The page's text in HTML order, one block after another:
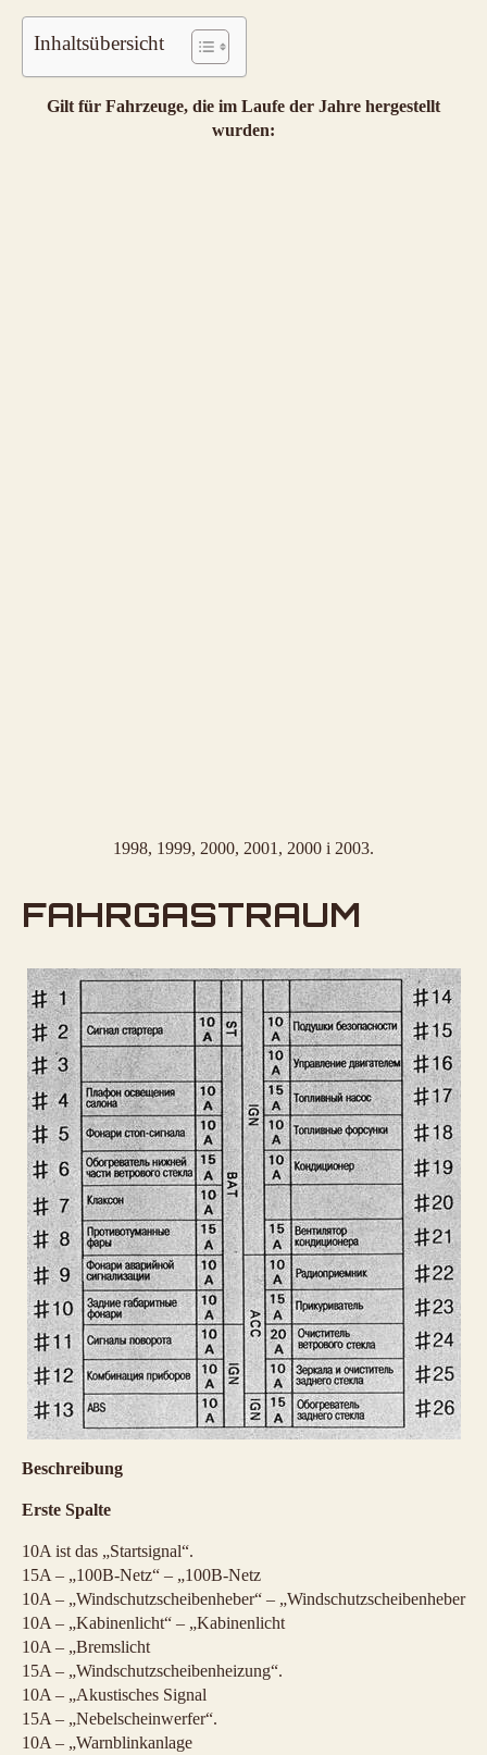
Inhaltsübersicht
Gilt für Fahrzeuge, die im Laufe der Jahre hergestellt
wurden:
1998, 1999, 2000, 2001, 2000 i 2003.
FAHRGASTRAUM
Beschreibung
Erste Spalte
10A ist das „Startsignal“.
15A – „100B-Netz“ – „100B-Netz
10A – „Windschutzscheibenheber“ – „Windschutzscheibenheber
10A – „Kabinenlicht“ – „Kabinenlicht
10A – „Bremslicht
15A – „Windschutzscheibenheizung“.
10A – „Akustisches Signal
15A – „Nebelscheinwerfer“.
10A – „Warnblinkanlage